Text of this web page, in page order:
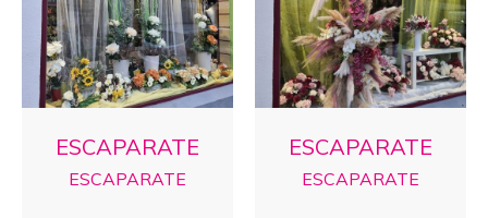
ESCAPARATE
ESCAPARATE
ESCAPARATE
ESCAPARATE